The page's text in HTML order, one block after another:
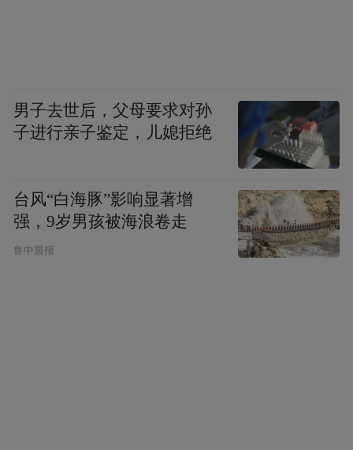
男子去世后，父母要求对孙
子进行亲子鉴定，儿媳拒绝
台风“白海豚”影响显著增
强，9岁男孩被海浪卷走
鲁中晨报